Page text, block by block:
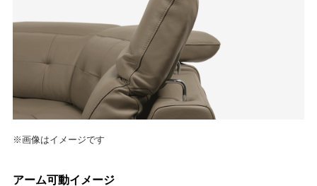
※画像はイメージです
アーム可動イメージ